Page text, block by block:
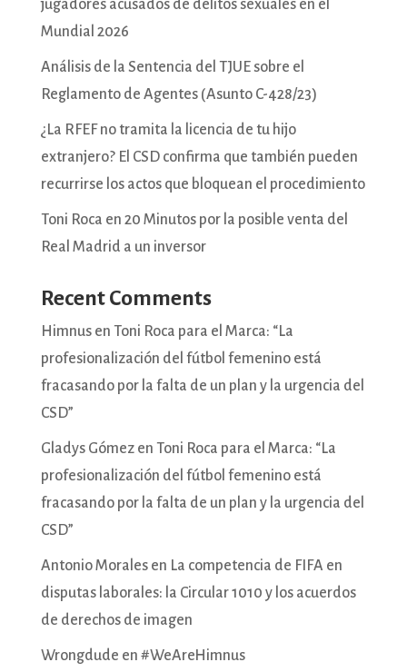
jugadores acusados de delitos sexuales en el
Mundial 2026
Análisis de la Sentencia del TJUE sobre el
Reglamento de Agentes (Asunto C-428/23)
¿La RFEF no tramita la licencia de tu hijo
extranjero? El CSD confirma que también pueden
recurrirse los actos que bloquean el procedimiento
Toni Roca en 20 Minutos por la posible venta del
Real Madrid a un inversor
Recent Comments
Himnusen Toni Roca para el Marca: “La
profesionalización del fútbol femenino está
fracasando por la falta de un plan y la urgencia del
CSD”
Gladys Gómezen Toni Roca para el Marca: “La
profesionalización del fútbol femenino está
fracasando por la falta de un plan y la urgencia del
CSD”
Antonio Moralesen La competencia de FIFA en
disputas laborales: la Circular 1010 y los acuerdos
de derechos de imagen
Wrongdude en #WeAreHimnus